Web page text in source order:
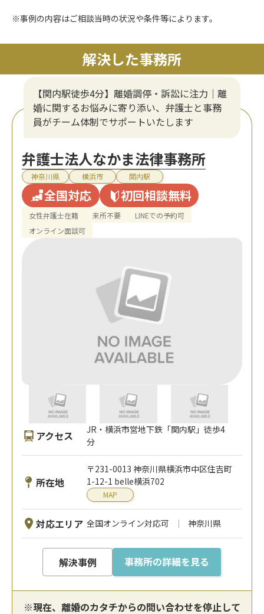
※事例の内容はご相談当時の状況や条件等によります。
解決した事務所
【関内駅徒歩4分】離婚調停・訴訟に注力│離
婚に関するお悩みに寄り添い、弁護士と事務
員がチーム体制でサポートいたします
弁護士法人なかま法律事務所
神奈川県 横浜市 関内駅
全国対応 初回相談無料
女性弁護士在籍 来所不要
LINEでの予約可
オンライン面談可
アクセス
JR・横浜市営地下鉄「関内駅」徒歩4
分
所在地
〒231-0013 神奈川県横浜市中区住吉町
1-12-1 belle横浜702
MAP
対応エリア 全国オンライン対応可 神奈川県
解決事例 事務所の詳細を見る
※現在、離婚のカタチからの問い合わせを停止して